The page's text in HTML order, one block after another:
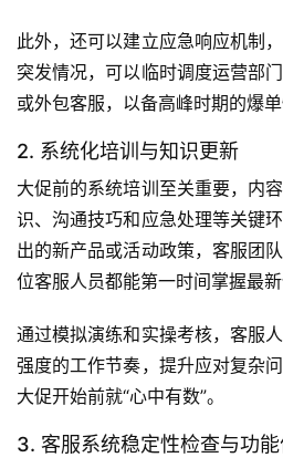
此外，还可以建立应急响应机制
突发情况，可以临时调度运营部
或外包客服，以备高峰时期的爆单
2. 系统化培训与知识更新
大促前的系统培训至关重要，内
识、沟通技巧和应急处理等关键
出的新产品或活动政策，客服团
位客服人员都能第一时间掌握最新
通过模拟演练和实操考核，客服
强度的工作节奏，提升应对复杂
大促开始前就“心中有数”。
3. 客服系统稳定性检查与功